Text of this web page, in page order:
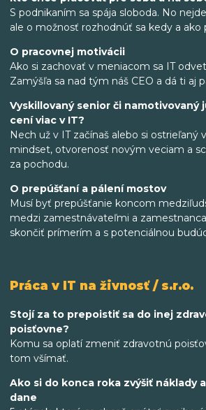
S podnikaním sa spája sloboda. No
ale o možnosť rozhodnúť sa kedy a ako
O pracovnej motivácii
Ako si zachovať v meniacom sa IT
Zamýšľa sa nad tým náš CEO a dá ti aj
Vyskillovaný senior či namotivovaný
cení viac v IT?
Nech už v IT začínaš alebo si ostrieľaný
mindset, otvorenosť novým veciam a
za pochodu.
O prepúšťaní a pálení mostov
Musí byť prepúšťanie koncom
medzi zamestnávateľmi a
skončiť prímerím a s potenciálnou
Práca v IT na živnosť / s.r.o.
Stojí za to prepoistiť sa do inej
poisťovne?
Komu sa oplatí zmeniť zdravotnú
tom všímať.
Ako si do konca roka zvýšiť náklady
dane